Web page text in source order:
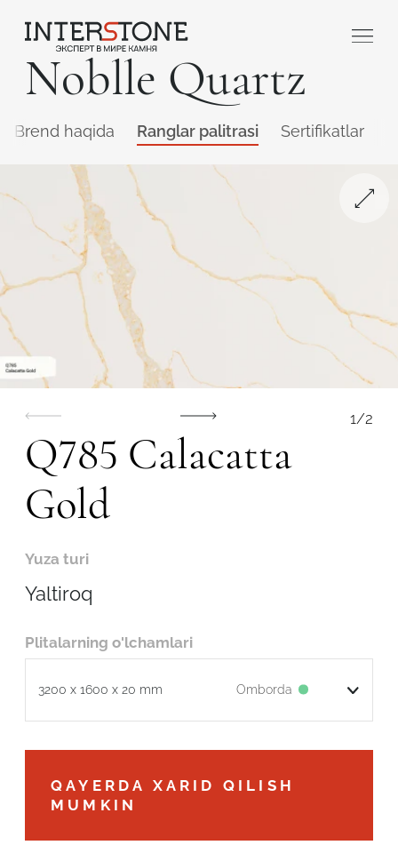
Noblle Quartz
Brend haqida Ranglar palitrasi Sertifikatlar
1/2
Q785 Calacatta
Gold
Yuza turi
Yaltiroq
Plitalarning o'lchamlari
3200 x 1600 x 20 mm Omborda
3200 x 1600 x 15 mm Omborda
QAYERDA XARID QILISH
MUMKIN
Qaysi sohada faoliyat yuritasiz?
Toshga ishlov
beruvch
Dizayner
Robot emasligingizni tasdiqlang
ARIZANI YUBORISH
Robot emasligingizni tasdiqlang